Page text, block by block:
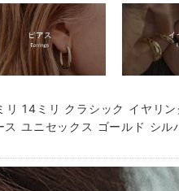
14ミリ クラシック イヤリ
ユニセックス ゴールド シ